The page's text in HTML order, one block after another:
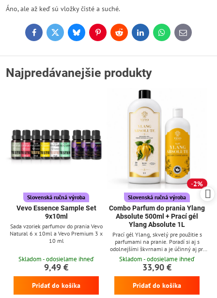
Áno, ale až keď sú vložky čisté a suché.
FacebookTwitterBlueskyPinterestReddit LinkedInWhatsApp
E-
mail
Najpredávanejšie produkty
Slovenská ručná výroba
Vevo Essence Sample Set
9x10ml
Sada vzoriek parfumov do prania Vevo
Natural 6 x 10ml a Vevo Premium 3 x
10 ml
Skladom - odosielame ihneď
9,49 €
Pridať do košíka
2%
Slovenská ručná výroba
Combo Parfum do prania Ylang
Absolute 500ml + Prací gél
Ylang Absolute 1L
Prací gél Ylang, skvelý pre použitie s
parfumami na pranie. Poradí si aj s
odolnejšími škvrnami a je účinný aj pri
nízkych teplotách
Skladom - odosielame ihneď
33,90 €
Pridať do košíka